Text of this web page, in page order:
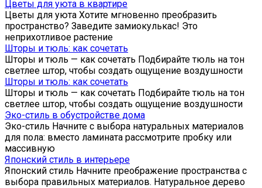
Цветы для уюта в квартире
Цветы для уюта Хотите мгновенно преобразить
пространство? Заведите замиокулькас! Это
неприхотливое растение
Шторы и тюль: как сочетать
Шторы и тюль — как сочетать Подбирайте тюль на тон
светлее штор, чтобы создать ощущение воздушности
Шторы и тюль: как сочетать
Шторы и тюль — как сочетать Подбирайте тюль на тон
светлее штор, чтобы создать ощущение воздушности
Эко-стиль в обустройстве дома
Эко-стиль Начните с выбора натуральных материалов
для пола: вместо ламината рассмотрите пробку или
массивную
Японский стиль в интерьере
Японский стиль Начните преображение пространства с
выбора правильных материалов. Натуральное дерево